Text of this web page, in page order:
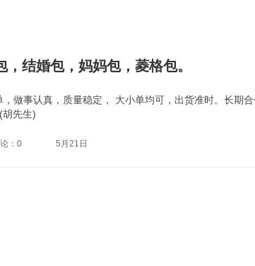
，结婚包，妈妈包，菱格包。
做事认真，质量稳定， 大小单均可，出货准时。长期合
先生)
：0 5月21日